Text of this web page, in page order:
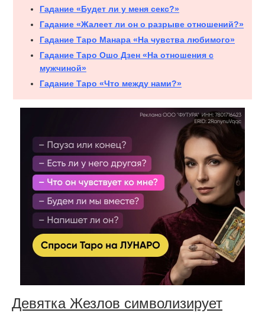
Гадание «Будет ли у меня секс?»
Гадание «Жалеет ли он о разрыве отношений?»
Гадание Таро Манара «На чувства любимого»
Гадание Таро Ошо Дзен «На отношения с
мужчиной»
Гадание Таро «Что между нами?»
Девятка Жезлов символизирует